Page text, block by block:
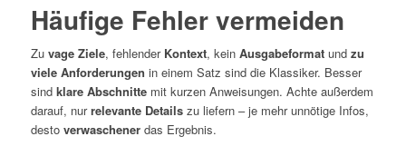
Häufige Fehler vermeiden
Zu vage Ziele, fehlender Kontext, kein Ausgabeformatund zu
viele Anforderungen in einem Satz sind die Klassiker. Besser
sind klare Abschnittemit kurzen Anweisungen. Achte außerdem
darauf, nurrelevante Detailszu liefern – je mehr unnötige Infos,
desto verwaschenerdas Ergebnis.